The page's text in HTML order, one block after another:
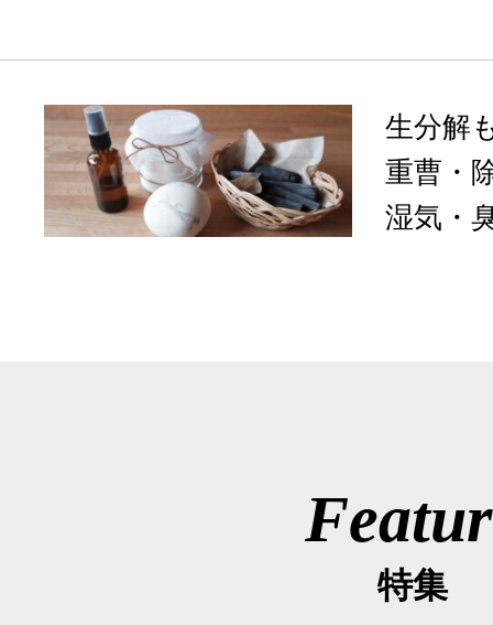
生分解
重曹・
湿気・
特集